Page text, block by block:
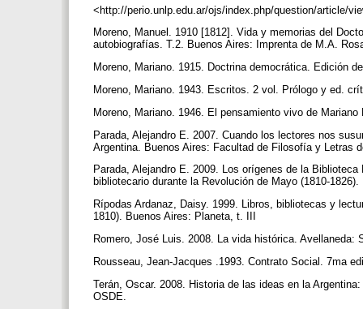
<http://perio.unlp.edu.ar/ojs/index.php/question/article/
Moreno, Manuel. 1910 [1812]. Vida y memorias del
autobiografías. T.2. Buenos Aires: Imprenta de M.A.
Moreno, Mariano. 1915. Doctrina democrática. Edición
Moreno, Mariano. 1943. Escritos. 2 vol. Prólogo y ed.
Moreno, Mariano. 1946. El pensamiento vivo de
Parada, Alejandro E. 2007. Cuando los lectores nos
Argentina. Buenos Aires: Facultad de Filosofía y Letras
Parada, Alejandro E. 2009. Los orígenes de la
bibliotecario durante la Revolución de Mayo (1810-
Rípodas Ardanaz, Daisy. 1999. Libros, bibliotecas y
1810). Buenos Aires: Planeta, t. III
Romero, José Luis. 2008. La vida histórica. Avellaneda:
Rousseau, Jean-Jacques .1993. Contrato Social. 7ma
Terán, Oscar. 2008. Historia de las ideas en la
OSDE.